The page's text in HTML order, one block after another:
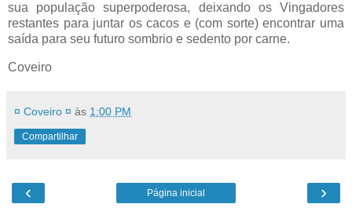
sua população superpoderosa, deixando os Vingadores
restantes para juntar os cacos e (com sorte) encontrar uma
saída para seu futuro sombrio e sedento por carne.
Coveiro
¤ Coveiro ¤ às 1:00 PM
Compartilhar
‹ ›
Página inicial